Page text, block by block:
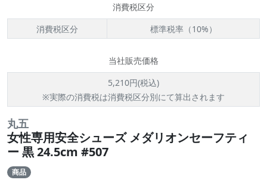
消費税区分
消費税区分
標準税率（10%）
当社販売価格
5,210円(税込)
※実際の消費税は消費税区分別にて算出されます
丸五
女性専用安全シューズ メダリオンセーフティ
ー 黒 24.5cm #507
商品